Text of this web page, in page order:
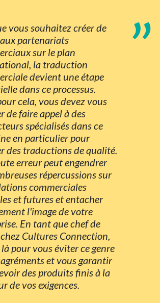
vous souhaitez créer de
partenariats
sur le plan
la traduction
devient une étape
dans ce processus.
cela, vous devez vous
de faire appel à des
spécialisés dans ce
en particulier pour
des traductions de qualité.
erreur peut engendrer
répercussions sur
commerciales
et futures et entacher
l'image de votre
En tant que chef de
Cultures Connection,
là pour vous éviter ce genre
et vous garantir
des produits finis à la
de vos exigences.
”